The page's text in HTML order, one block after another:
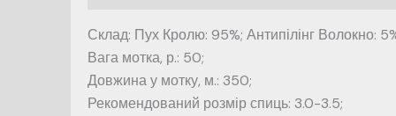
Склад: Пух Кролю: 95%; Антипілінг Волокно:
Вага мотка, р.: 50;
Довжина у мотку, м.: 350;
Рекомендований розмір спиць: 3.0-3.5;